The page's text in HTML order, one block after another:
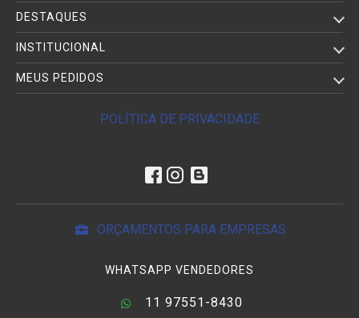
DESTAQUES
INSTITUCIONAL
MEUS PEDIDOS
POLÍTICA DE PRIVACIDADE
ORÇAMENTOS PARA EMPRESAS
WHATSAPP VENDEDORES
11 97551-8430